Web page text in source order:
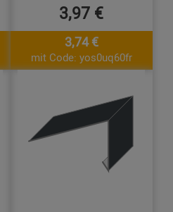
3,97 €
3,74 €
mit Code: yos0uq60fr